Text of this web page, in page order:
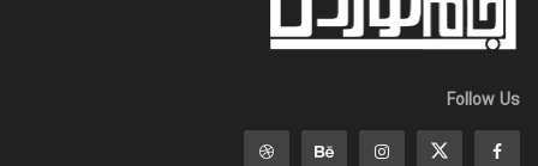
Follow Us